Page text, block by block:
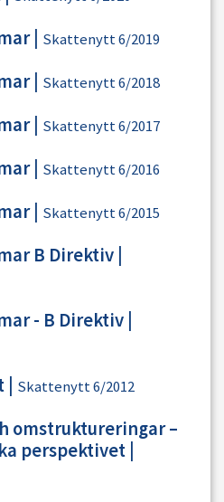
| Skattenytt 6/2019
| Skattenytt 6/2018
| Skattenytt 6/2017
| Skattenytt 6/2016
| Skattenytt 6/2015
B Direktiv
- B Direktiv
Skattenytt 6/2012
omstruktureringar –
perspektivet